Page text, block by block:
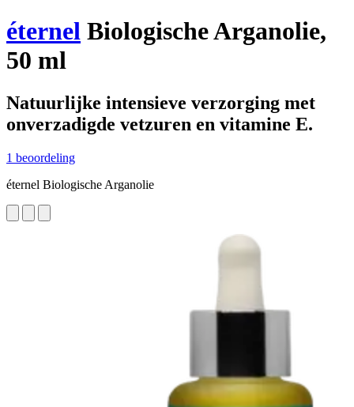
éternel Biologische Arganolie,
50 ml
Natuurlijke intensieve verzorging met
onverzadigde vetzuren en vitamine E.
1 beoordeling
éternel Biologische Arganolie